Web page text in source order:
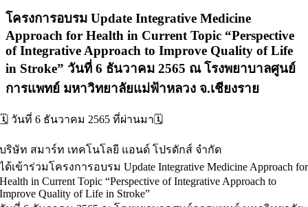
โครงการอบรม Update Integrative Medicine
Approach for Health in Current Topic “Perspective
of Integrative Approach to Improve Quality of Life
in Stroke” วันที่ 6 ธันวาคม 2565 ณ โรงพยาบาลศูนย์
การแพทย์ มหาวิทยาลัยแม่ฟ้าหลวง จ.เชียงราย
🗓 วันที่ 6 ธันวาคม 2565 ที่ผ่านมา🗓
บริษัท สมาร์ท เทคโนโลยี แอนด์ โปรดักส์ จำกัด
ได้เข้าร่วมโครงการอบรม Update Integrative Medicine Approach for
Health in Current Topic “Perspective of Integrative Approach to
Improve Quality of Life in Stroke”